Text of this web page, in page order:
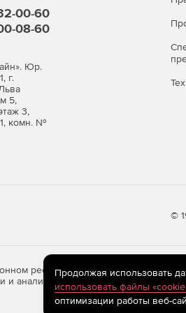
00-60
08-60
Юр.
г.
5,
3,
комн. №
©
ресурсе store.softline.ru
и анализа сведений, относящихся к
Продолжая использовать
использовать файлы
оптимизации работы веб-